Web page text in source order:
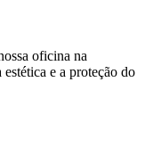
oficina na
e a proteção do